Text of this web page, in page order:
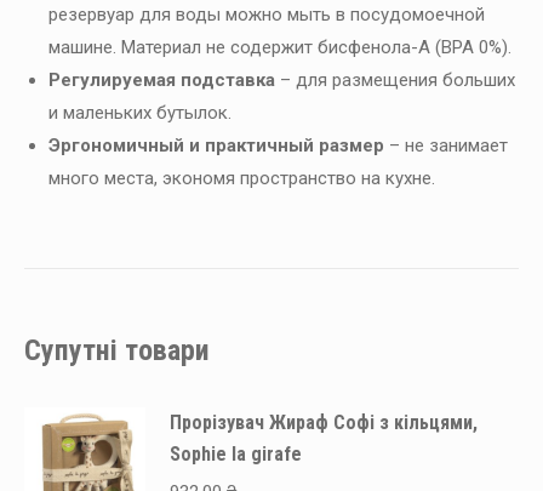
резервуар для воды можно мыть в посудомоечной
машине. Материал не содержит бисфенола-А (BPA 0%).
Регулируемая подставка – для размещения больших
и маленьких бутылок.
Эргономичный и практичный размер – не занимает
много места, экономя пространство на кухне.
Супутні товари
Прорізувач Жираф Софі з кільцями,
Sophie la girafe